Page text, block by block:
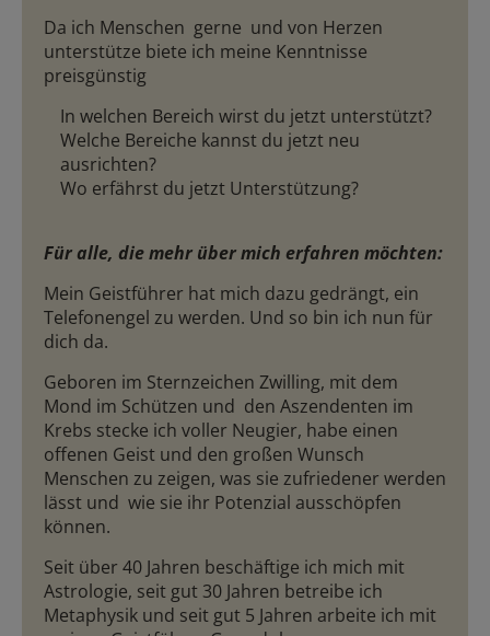
Da ich Menschen gerne und von Herzen
unterstütze biete ich meine Kenntnisse
preisgünstig
In welchen Bereich wirst du jetzt unterstützt?
Welche Bereiche kannst du jetzt neu
ausrichten?
Wo erfährst du jetzt Unterstützung?
Für alle, die mehr über mich erfahren möchten:
Mein Geistführer hat mich dazu gedrängt, ein
Telefonengel zu werden. Und so bin ich nun für
dich da.
Geboren im Sternzeichen Zwilling, mit dem
Mond im Schützen und den Aszendenten im
Krebs stecke ich voller Neugier, habe einen
offenen Geist und den großen Wunsch
Menschen zu zeigen, was sie zufriedener werden
lässt und wie sie ihr Potenzial ausschöpfen
können.
Seit über 40 Jahren beschäftige ich mich mit
Astrologie, seit gut 30 Jahren betreibe ich
Metaphysik und seit gut 5 Jahren arbeite ich mit